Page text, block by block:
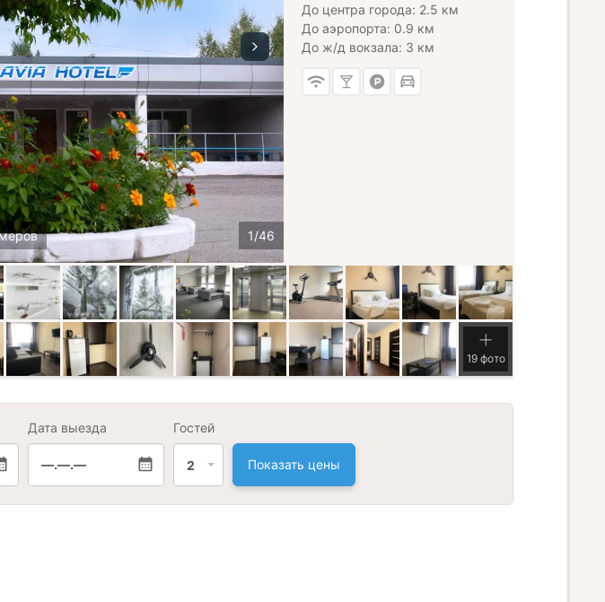
До центра города: 2.5 км
До аэропорта: 0.9 км
До ж/д вокзала: 3 км
19 фото
Дата выезда
—.—.—
Гостей
2 Показать цены